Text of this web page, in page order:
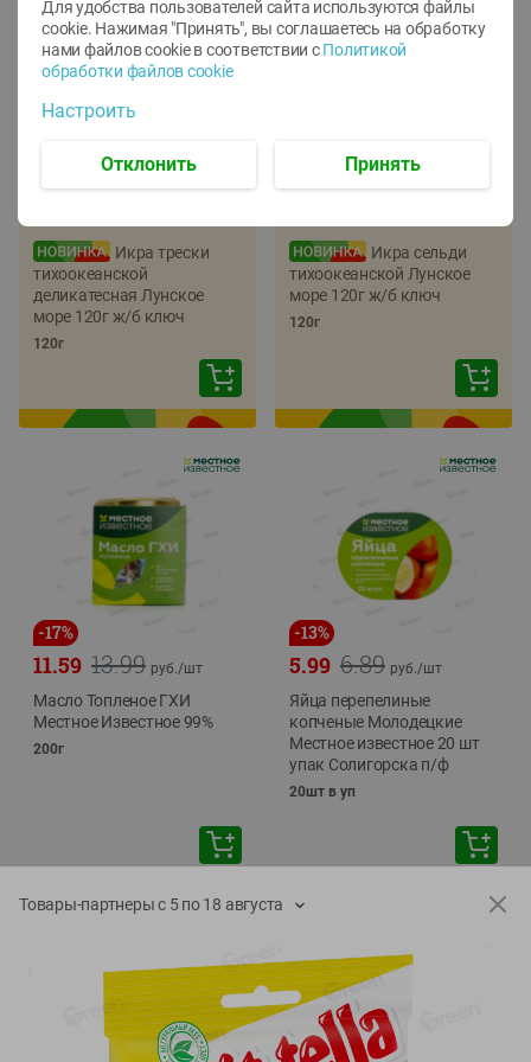
22%
Икра трески
тихоокеанской
деликатесная Лунское
море 120г ж/б ключ
120г
-17%
Икра сельди
тихоокеанской Лунское
море 120г ж/б ключ
120г
-17%
13.99
11.59 руб./шт
Масло Топленое ГХИ
Местное Известное 99%
200г
-13%
6.89
5.99 руб./шт
Яйца перепелиные
копченые Молодецкие
Местное известное 20 шт
упак Солигорска п/ф
20шт в уп
Товары-партнеры с 5 по 18 августа
Для удобства пользователей сайта используются файлы
cookie. Нажимая "Принять", вы соглашаетесь на обработку
нами файлов cookie в соответствии с Политикой
обработки файлов cookie
Настроить
Отклонить Принять